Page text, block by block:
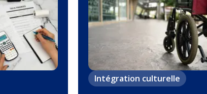
Intégration culturelle